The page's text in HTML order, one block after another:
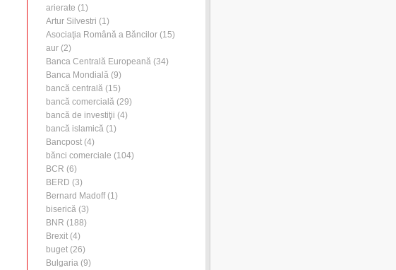
arierate (1)
Artur Silvestri (1)
Asociaţia Română a Băncilor (15)
aur (2)
Banca Centrală Europeană (34)
Banca Mondială (9)
bancă centrală (15)
bancă comercială (29)
bancă de investiţii (4)
bancă islamică (1)
Bancpost (4)
bănci comerciale (104)
BCR (6)
BERD (3)
Bernard Madoff(1)
biserică (3)
BNR (188)
Brexit (4)
buget (26)
Bulgaria (9)